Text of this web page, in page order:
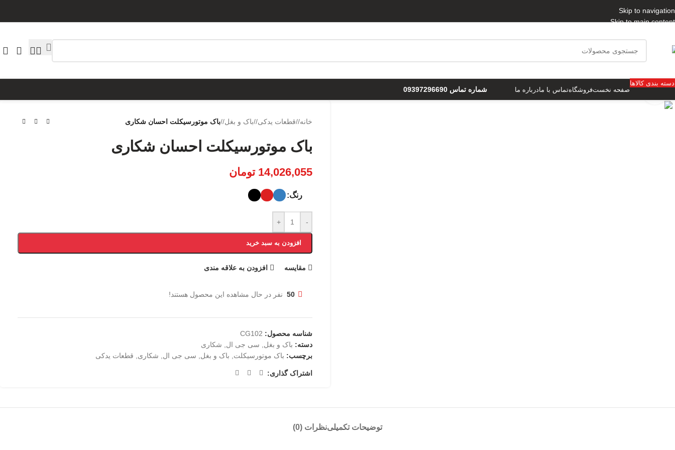
Skip to navigation
Skip to main content
دسته بندی کالاها
صفحه نخستفروشگاهتماس با مادرباره ما شماره تماس 09397296690 بزرگنمایی تصویر
خانه/ قطعات یدکی/ باک و بغل/ باک موتورسیکلت احسان شکاری
باک موتورسیکلت احسان شکاری
14,026,055 تومان
رنگ
-
+
افزودن به سبد خرید
مقایسه افزودن به علاقه مندی
50 نفر در حال مشاهده این محصول هستند!
شناسه محصول: CG102
دسته: باک و بغل سی جی ال
شکاری
برچسب: باک موتورسیکلت باک و بغل سی جی ال شکاری قطعات یدکی
اشتراک گذاری:
توضیحات تکمیلینظرات (0)